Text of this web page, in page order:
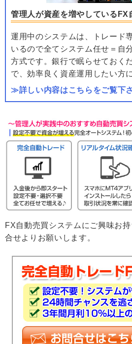
管理人が資産を増やしているFX
運用中のシステムは、トレード
いるので全てシステム任せ＝自
方式です。銀行で眠らせておく
で、効率良く資産運用したい方
≫詳しい内容はこちらをご覧下
FX自動売買システムにご興味お
合せよりお願いします。